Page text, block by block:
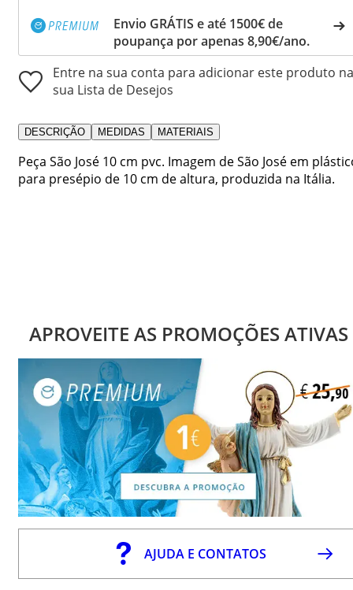
Envio GRÁTIS e até 1500€ de
poupança por apenas 8,90€/ano.
Entre na sua conta para adicionar este produto na
sua Lista de Desejos
DESCRIÇÃO MEDIDAS MATERIAIS
Peça São José 10 cm pvc. Imagem de São José em
para presépio de 10 cm de altura, produzida na Itália.
APROVEITE AS PROMOÇÕES ATIVAS
AJUDA E CONTATOS